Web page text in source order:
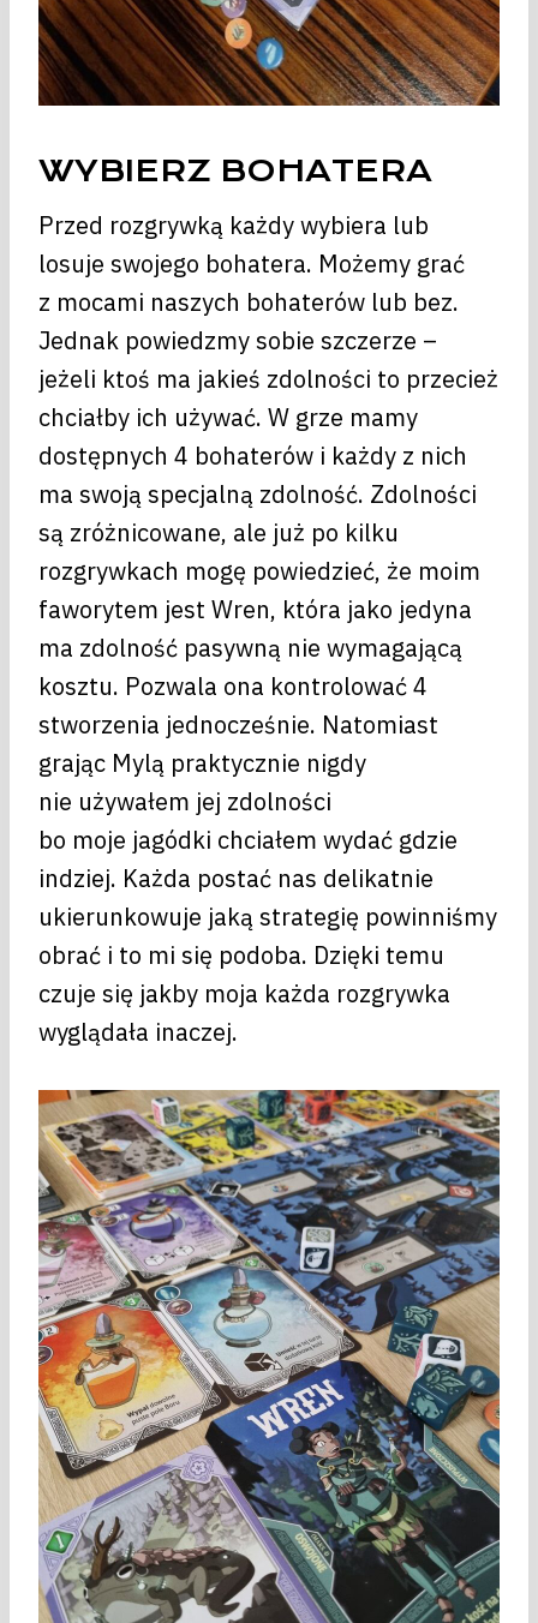
WYBIERZ BOHATERA
Przed rozgrywką każdy wybiera lub
losuje swojego bohatera. Możemy grać
z mocami naszych bohaterów lub bez.
Jednak powiedzmy sobie szczerze –
jeżeli ktoś ma jakieś zdolności to przecież
chciałby ich używać. W grze mamy
dostępnych 4 bohaterów i każdy z nich
ma swoją specjalną zdolność. Zdolności
są zróżnicowane, ale już po kilku
rozgrywkach mogę powiedzieć, że moim
faworytem jest Wren, która jako jedyna
ma zdolność pasywną nie wymagającą
kosztu. Pozwala ona kontrolować 4
stworzenia jednocześnie. Natomiast
grając Mylą praktycznie nigdy
nie używałem jej zdolności
bo moje jagódki chciałem wydać gdzie
indziej. Każda postać nas delikatnie
ukierunkowuje jaką strategię powinniśmy
obrać i to mi się podoba. Dzięki temu
czuje się jakby moja każda rozgrywka
wyglądała inaczej.